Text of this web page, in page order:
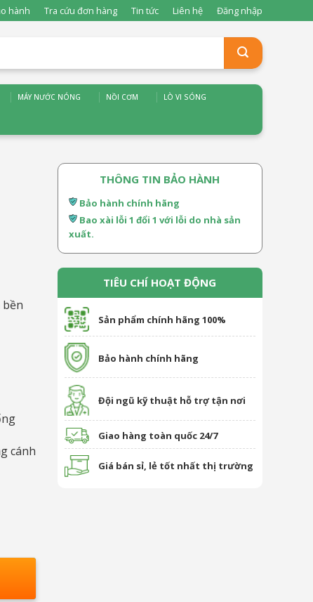
hành Tra cứu đơn hàng Tin tức Liên hệ Đăng nhập
MÁY NƯỚC NÓNG NỒI CƠM LÒ VI SÓNG
cánh
THÔNG TIN BẢO HÀNH
Bảo hành chính hãng
Bao xài lỗi 1 đổi 1 với lỗi do nhà sản
xuất.
TIÊU CHÍ HOẠT ĐỘNG
Sản phẩm chính hãng 100%
Bảo hành chính hãng
Đội ngũ kỹ thuật hỗ trợ tận nơi
Giao hàng toàn quốc 24/7
Giá bán sỉ, lẻ tốt nhất thị trường